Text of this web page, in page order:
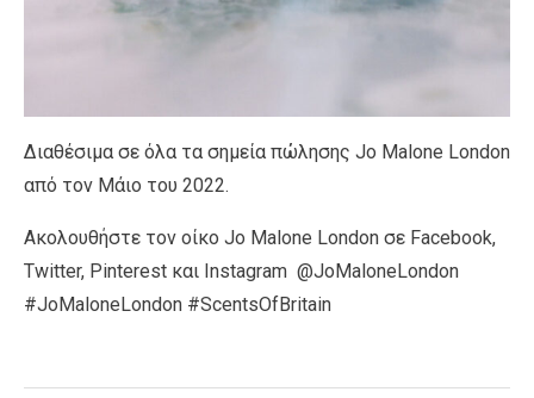
Διαθέσιµα σε όλα τα σηµεία πώλησης Jo Malone London
από τον Μάιο του 2022.
Ακολουθήστε τον οίκο Jo Malone London σε Facebook,
Twitter, Pinterest και Instagram @JoMaloneLondon
#JoMaloneLondon #ScentsOfBritain